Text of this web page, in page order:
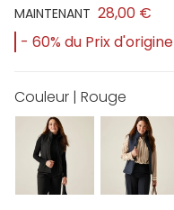
MAINTENANT 28,00 €
- 60% du Prix d'origine
Couleur | Rouge